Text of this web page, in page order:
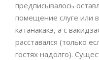
предписывалось
помещение слуге или
катанакакэ, а с
расставался (только
гостях надолго).